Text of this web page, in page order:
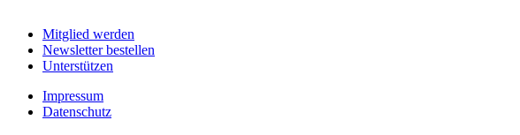
Mitglied werden
Newsletter bestellen
Unterstützen
Impressum
Datenschutz